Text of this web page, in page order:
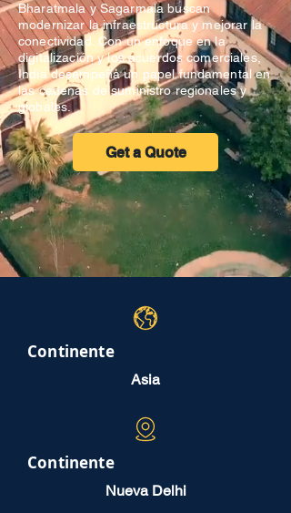
Bharatmala y Sagarmala buscan
modernizar la infraestructura y mejorar la
conectividad. Con un enfoque en la
digitalización y los acuerdos comerciales,
India desempeña un papel fundamental en
las cadenas de suministro regionales y
globales.
Get a Quote
Continente
Asia
Continente
Nueva Delhi